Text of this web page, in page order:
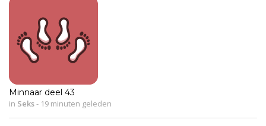
Minnaar deel 43
in Seks- 19 minuten geleden